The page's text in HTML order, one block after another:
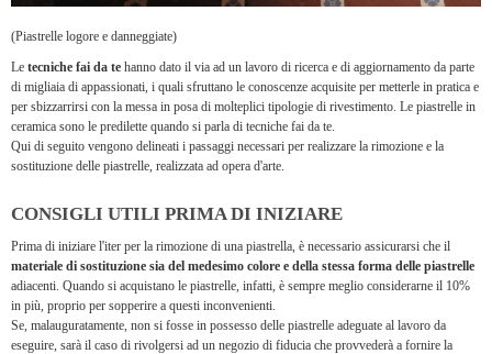
(Piastrelle logore e danneggiate)
Le tecniche fai da te hanno dato il via ad un lavoro di ricerca e di aggiornamento da parte
di migliaia di appassionati, i quali sfruttano le conoscenze acquisite per metterle in pratica e
per sbizzarrirsi con la messa in posa di molteplici tipologie di rivestimento. Le piastrelle in
ceramica sono le predilette quando si parla di tecniche fai da te.
Qui di seguito vengono delineati i passaggi necessari per realizzare la rimozione e la
sostituzione delle piastrelle, realizzata ad opera d'arte.
CONSIGLI UTILI PRIMA DI INIZIARE
Prima di iniziare l'iter per la rimozione di una piastrella, è necessario assicurarsi che il
materiale di sostituzione sia del medesimo colore e della stessa forma delle piastrelle
adiacenti. Quando si acquistano le piastrelle, infatti, è sempre meglio considerarne il 10%
in più, proprio per sopperire a questi inconvenienti.
Se, malauguratamente, non si fosse in possesso delle piastrelle adeguate al lavoro da
eseguire, sarà il caso di rivolgersi ad un negozio di fiducia che provvederà a fornire la